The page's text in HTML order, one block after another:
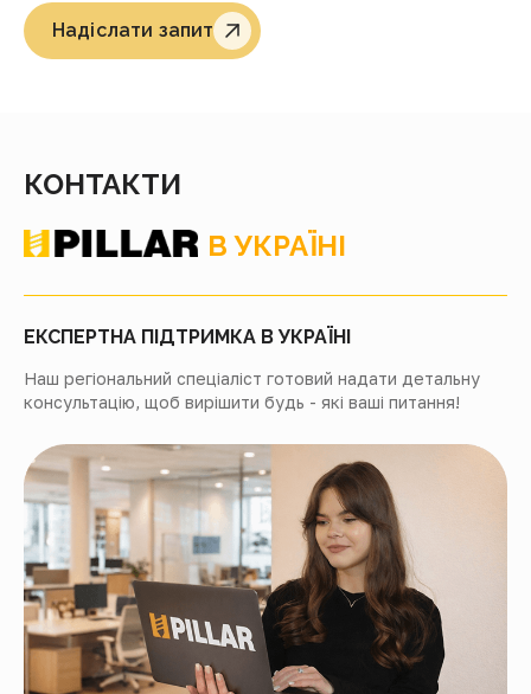
Надіслати запит
КОНТАКТИ
В УКРАЇНІ
ЕКСПЕРТНА ПІДТРИМКА В УКРАЇНІ
Наш регіональний спеціаліст готовий надати детальну
консультацію, щоб вирішити будь - які ваші питання!